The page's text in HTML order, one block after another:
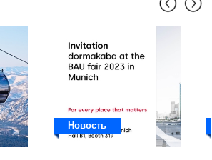
Новость